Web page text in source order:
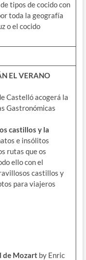
tipos de cocido con
toda la geografía
o el cocido
EL VERANO
Castelló acogerá la
Gastronómicas
castillos y la
e insólitos
rutas que os
ello con el
castillos y
para viajeros
de Mozart by Enric